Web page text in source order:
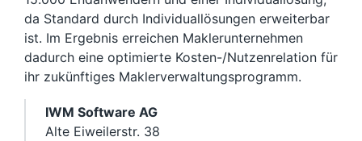
da Standard durch Individuallösungen erweiterbar
ist. Im Ergebnis erreichen Maklerunternehmen
dadurch eine optimierte Kosten-/Nutzenrelation für
ihr zukünftiges Maklerverwaltungsprogramm.
IWM Software AG
Alte Eiweilerstr. 38